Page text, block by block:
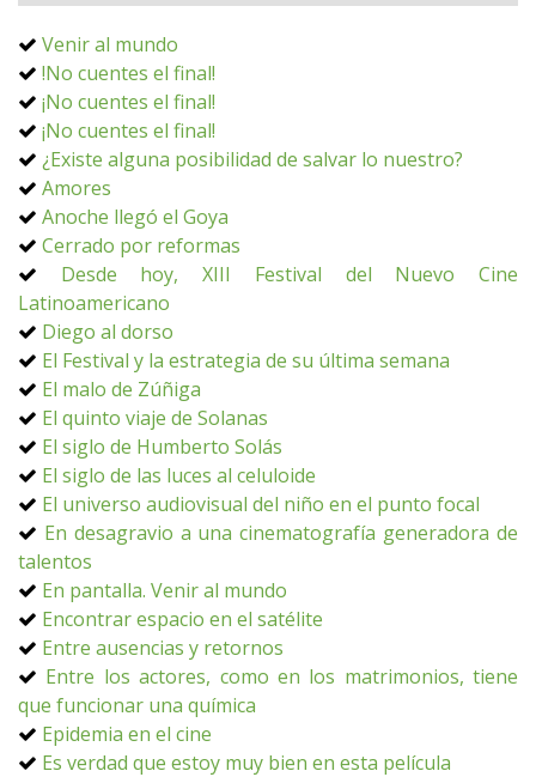
Venir al mundo
!No cuentes el final!
¡No cuentes el final!
¡No cuentes el final!
¿Existe alguna posibilidad de salvar lo nuestro?
Amores
Anoche llegó el Goya
Cerrado por reformas
Desde hoy, XIII Festival del Nuevo Cine
Latinoamericano
Diego al dorso
El Festival y la estrategia de su última semana
El malo de Zúñiga
El quinto viaje de Solanas
El siglo de Humberto Solás
El siglo de las luces al celuloide
El universo audiovisual del niño en el punto focal
En desagravio a una cinematografía generadora de
talentos
En pantalla. Venir al mundo
Encontrar espacio en el satélite
Entre ausencias y retornos
Entre los actores, como en los matrimonios, tiene
que funcionar una química
Epidemia en el cine
Es verdad que estoy muy bien en esta película